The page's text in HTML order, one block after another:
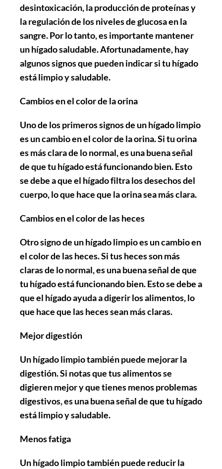
desintoxicación, la producción de proteínas y
la regulación de los niveles de glucosa en la
sangre. Por lo tanto, es importante mantener
un hígado saludable. Afortunadamente, hay
algunos signos que pueden indicar si tu hígado
está limpio y saludable.
Cambios en el color de la orina
Uno de los primeros signos de un hígado limpio
es un cambio en el color de la orina. Si tu orina
es más clara de lo normal, es una buena señal
de que tu hígado está funcionando bien. Esto
se debe a que el hígado filtra los desechos del
cuerpo, lo que hace que la orina sea más clara.
Cambios en el color de las heces
Otro signo de un hígado limpio es un cambio en
el color de las heces. Si tus heces son más
claras de lo normal, es una buena señal de que
tu hígado está funcionando bien. Esto se debe a
que el hígado ayuda a digerir los alimentos, lo
que hace que las heces sean más claras.
Mejor digestión
Un hígado limpio también puede mejorar la
digestión. Si notas que tus alimentos se
digieren mejor y que tienes menos problemas
digestivos, es una buena señal de que tu hígado
está limpio y saludable.
Menos fatiga
Un hígado limpio también puede reducir la